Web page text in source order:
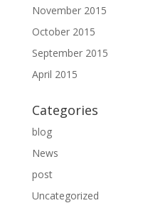
November 2015
October 2015
September 2015
April 2015
Categories
blog
News
post
Uncategorized